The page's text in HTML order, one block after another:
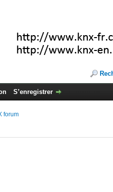
S’enregistrer
forum